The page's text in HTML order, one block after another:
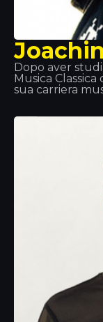
Dopo aver
Musica
sua carriera
leggendari di
Beyoncé,
progetti con
possiamo
Parade… e al